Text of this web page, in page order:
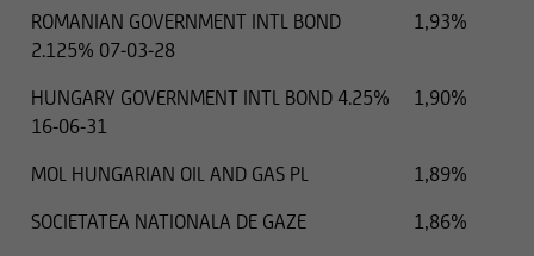
ROMANIAN GOVERNMENT INTL BOND
2.125% 07-03-28
1,93%
HUNGARY GOVERNMENT INTL BOND 4.25%
16-06-31
1,90%
MOL HUNGARIAN OIL AND GAS PL
1,89%
SOCIETATEA NATIONALA DE GAZE
1,86%